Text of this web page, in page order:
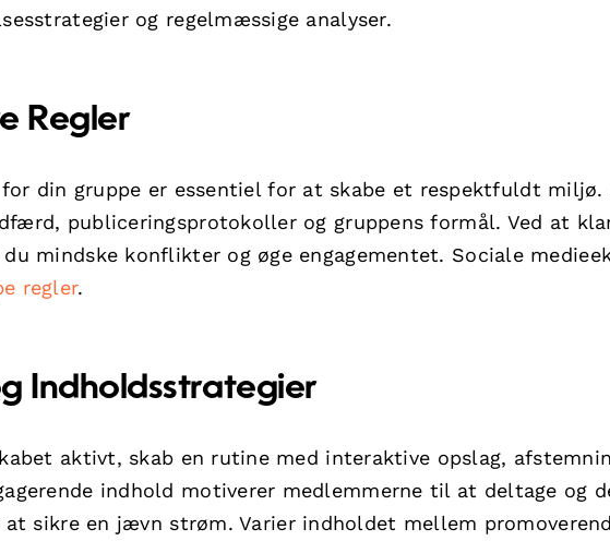
og regelmæssige analyser.
Regler
for din gruppe er essentiel for at skabe et respektfuldt miljø.
publiceringsprotokoller og gruppens formål. Ved at
mindske konflikter og øge engagementet. Sociale
regler.
Indholdsstrategier
aktivt, skab en rutine med interaktive opslag,
indhold motiverer medlemmerne til at deltage og
at sikre en jævn strøm. Varier indholdet mellem